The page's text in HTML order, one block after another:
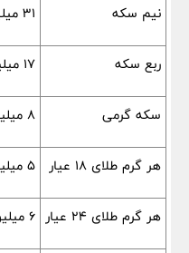
نیم سکه ۳۱ میلیون و ۴۰۰ هزار تومان
ربع سکه ۱۷ میلیون و ۷۸۰ هزار تومان
سکه گرمی ۸ میلیون و ۷۵۰ هزار تومان
هر گرم طلای ۱۸ عیار ۵ میلیون و ۲۰۷ هزار تومان
هر گرم طلای ٢۴ عیار ۶ میلیون و ۹۶۸ هزار تومان